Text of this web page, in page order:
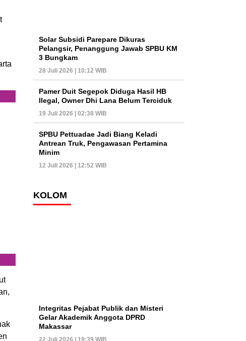
Solar Subsidi Parepare Dikuras
Pelangsir, Penanggung Jawab SPBU KM
3 Bungkam
28 Juli 2026 | 10:12 WIB
Pamer Duit Segepok Diduga Hasil HB
Ilegal, Owner Dhi Lana Belum Terciduk
19 Juli 2026 | 02:38 WIB
SPBU Pettuadae Jadi Biang Keladi
Antrean Truk, Pengawasan Pertamina
Minim
12 Juli 2026 | 12:52 WIB
KOLOM
Integritas Pejabat Publik dan Misteri
Gelar Akademik Anggota DPRD
Makassar
22 Juli 2026 | 19:39 WIB